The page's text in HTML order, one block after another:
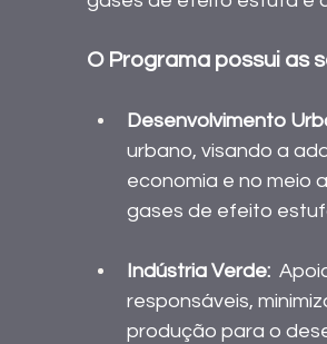
O Programa possui as
Desenvolvimento
urbano, visando a
economia e no meio
gases de efeito
Indústria Verde:
responsáveis,
produção para o